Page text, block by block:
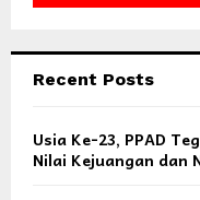
Recent Posts
Usia Ke-23, PPAD
Nilai Kejuangan dan